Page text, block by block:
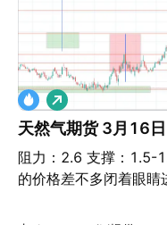
天然气期货 3月16日
阻力：2.6 支撑：1.5-
的价格差不多闭着眼睛
做
多